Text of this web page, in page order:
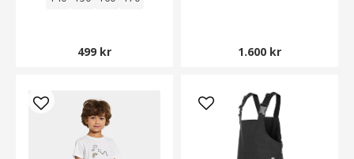
499 kr 1.600 kr